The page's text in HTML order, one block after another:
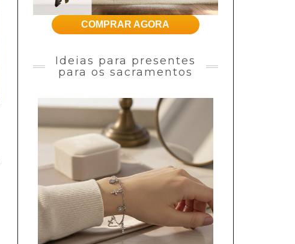
COMPRAR AGORA
Ideias para presentes
para os sacramentos